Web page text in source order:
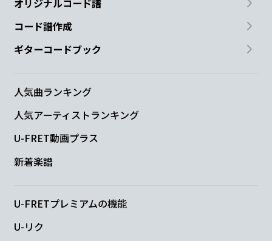
コード譜作成
ギターコードブック
人気曲ランキング
人気アーティストランキング
U-FRET動画プラス
新着楽譜
U-FRETプレミアムの機能
U-リク